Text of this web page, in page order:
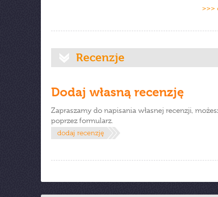
>>>
Recenzje
Dodaj własną recenzję
Zapraszamy do napisania własnej recenzji,
poprzez formularz.